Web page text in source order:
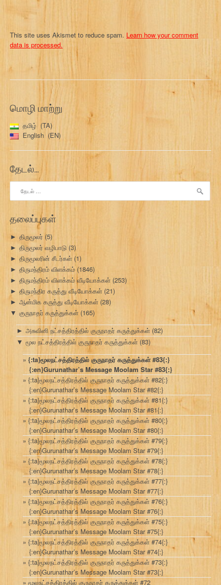
This site uses Akismet to reduce spam. Learn how your comment
data is processed.
மொழி மாற்று
தமிழ்
TA
English
EN
தேடல்…
தேடு:
தலைப்புகள்
► திருமூலர் (5)
► திருமூலர் வழிபாடு (3)
► திருமூலரின் சீடர்கள் (1)
► திருமந்திரம் விளக்கம் (1846)
► திருமந்திரம் விளக்கம் வீடியோக்கள் (253)
► திருமந்திர கருத்து வீடியோக்கள் (21)
► ஆன்மிக கருத்து வீடியோக்கள் (28)
▼ குருநாதர் கருத்துக்கள் (165)
► அசுவினி நட்சத்திரத்தில் குருநாதர் கருத்துக்கள் (82)
▼ மூல நட்சத்திரத்தில் குருநாதர் கருத்துக்கள் (83)
{:ta}மூலநட்சத்திரத்தில் குருநாதர் கருத்துக்கள் #83{:}
{:en}Gurunathar’s Message Moolam Star #83{:}
{:ta}மூலநட்சத்திரத்தில் குருநாதர் கருத்துக்கள் #82{:}
{:en}Gurunathar’s Message Moolam Star #82{:}
{:ta}மூலநட்சத்திரத்தில் குருநாதர் கருத்துக்கள் #81{:}
{:en}Gurunathar’s Message Moolam Star #81{:}
{:ta}மூலநட்சத்திரத்தில் குருநாதர் கருத்துக்கள் #80{:}
{:en}Gurunathar’s Message Moolam Star #80{:}
{:ta}மூலநட்சத்திரத்தில் குருநாதர் கருத்துக்கள் #79{:}
{:en}Gurunathar’s Message Moolam Star #79{:}
{:ta}மூலநட்சத்திரத்தில் குருநாதர் கருத்துக்கள் #78{:}
{:en}Gurunathar’s Message Moolam Star #78{:}
{:ta}மூலநட்சத்திரத்தில் குருநாதர் கருத்துக்கள் #77{:}
{:en}Gurunathar’s Message Moolam Star #77{:}
{:ta}மூலநட்சத்திரத்தில் குருநாதர் கருத்துக்கள் #76{:}
{:en}Gurunathar’s Message Moolam Star #76{:}
{:ta}மூலநட்சத்திரத்தில் குருநாதர் கருத்துக்கள் #75{:}
{:en}Gurunathar’s Message Moolam Star #75{:}
{:ta}மூலநட்சத்திரத்தில் குருநாதர் கருத்துக்கள் #74{:}
{:en}Gurunathar’s Message Moolam Star #74{:}
{:ta}மூலநட்சத்திரத்தில் குருநாதர் கருத்துக்கள் #73{:}
{:en}Gurunathar’s Message Moolam Star #73{:}
மூலநட்சத்திரத்தில் குருநாதர் கருத்துக்கள் #72